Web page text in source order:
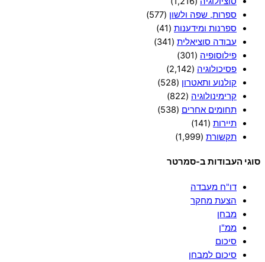
ספרות, שפה ולשון (577)
ספרנות ומידענות (41)
עבודה סוציאלית (341)
פילוסופיה (301)
פסיכולוגיה (2,142)
קולנוע ותאטרון (528)
קרימינולוגיה (822)
תחומים אחרים (538)
תיירות (141)
תקשורת (1,999)
סוגי העבודות ב-סמרטר
דו"ח מעבדה
הצעת מחקר
מבחן
ממ"ן
סיכום
סיכום למבחן